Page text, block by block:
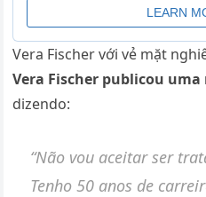
Vera Fischer với vẻ mặt
Vera Fischer publicou
dizendo:
“Não vou aceitar ser
Tenho 50 anos de